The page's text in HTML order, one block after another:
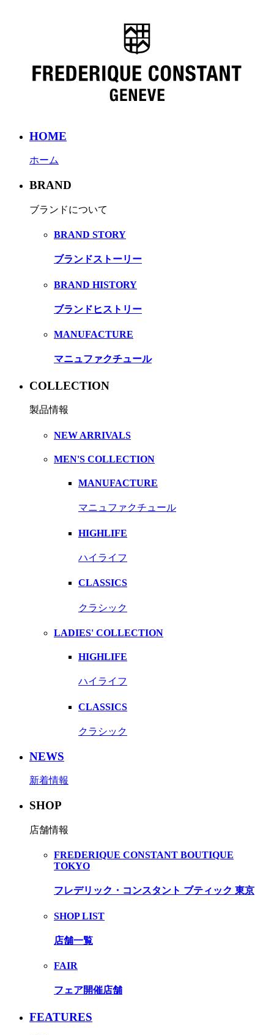
HOME
ホーム
BRAND
ブランドについて
BRAND STORY
ブランドストーリー
BRAND HISTORY
ブランドヒストリー
MANUFACTURE
マニュファクチュール
COLLECTION
製品情報
NEW ARRIVALS
MEN'S COLLECTION
MANUFACTURE
マニュファクチュール
HIGHLIFE
ハイライフ
CLASSICS
クラシック
LADIES' COLLECTION
HIGHLIFE
ハイライフ
CLASSICS
クラシック
NEWS
新着情報
SHOP
店舗情報
FREDERIQUE CONSTANT BOUTIQUE
TOKYO
フレデリック・コンスタント ブティック 東京
SHOP LIST
店舗一覧
FAIR
フェア開催店舗
FEATURES